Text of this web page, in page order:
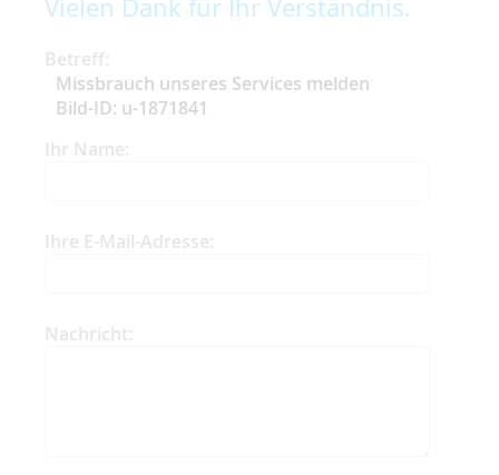
Vielen Dank für Ihr Verständnis.
Betreff:
Missbrauch unseres Services melden
Bild-ID: u-1871841
Ihr Name:
Ihre E-Mail-Adresse:
Nachricht: